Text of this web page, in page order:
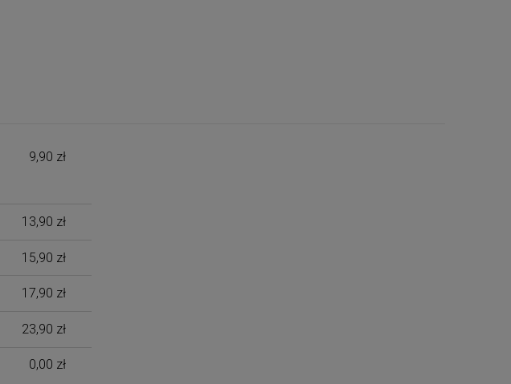
9,90 zł
13,90 zł
15,90 zł
17,90 zł
23,90 zł
0,00 zł